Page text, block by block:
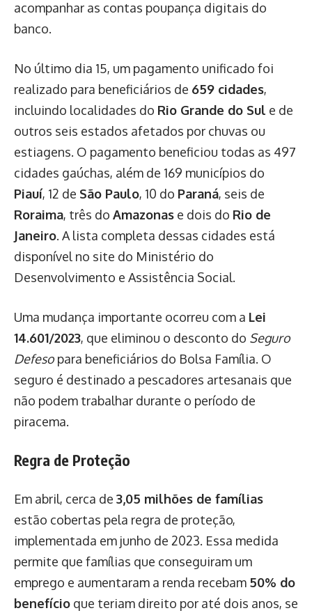
acompanhar as contas poupança digitais do
banco.
No último dia 15, um pagamento unificado foi
realizado para beneficiários de 659 cidades,
incluindo localidades do Rio Grande do Sul e de
outros seis estados afetados por chuvas ou
estiagens. O pagamento beneficiou todas as 497
cidades gaúchas, além de 169 municípios do
Piauí, 12 de São Paulo, 10 do Paraná, seis de
Roraima, três do Amazonas e dois do Rio de
Janeiro. A lista completa dessas cidades está
disponível no site do Ministério do
Desenvolvimento e Assistência Social.
Uma mudança importante ocorreu com a Lei
14.601/2023, que eliminou o desconto do Seguro
Defesopara beneficiários do Bolsa Família. O
seguro é destinado a pescadores artesanais que
não podem trabalhar durante o período de
piracema.
Regra de Proteção
Em abril, cerca de 3,05 milhões de famílias
estão cobertas pela regra de proteção,
implementada em junho de 2023. Essa medida
permite que famílias que conseguiram um
emprego e aumentaram a renda recebam 50% do
benefício que teriam direito por até dois anos, se